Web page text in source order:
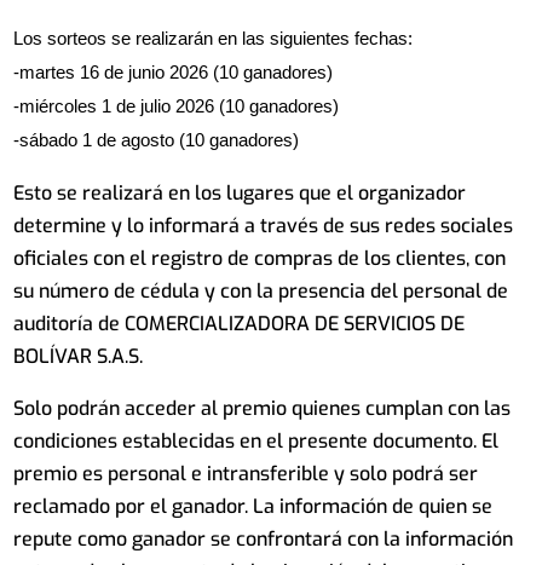
Los sorteos se realizarán en las siguientes fechas:
-martes 16 de junio 2026 (10 ganadores)
-miércoles 1 de julio 2026 (10 ganadores)
-sábado 1 de agosto (10 ganadores)
Esto se realizará en los lugares que el organizador
determine y lo informará a través de sus redes sociales
oficiales con el registro de compras de los clientes, con
su número de cédula y con la presencia del personal de
auditoría de COMERCIALIZADORA DE SERVICIOS DE
BOLÍVAR S.A.S.
Solo podrán acceder al premio quienes cumplan con las
condiciones establecidas en el presente documento. El
premio es personal e intransferible y solo podrá ser
reclamado por el ganador. La información de quien se
repute como ganador se confrontará con la información